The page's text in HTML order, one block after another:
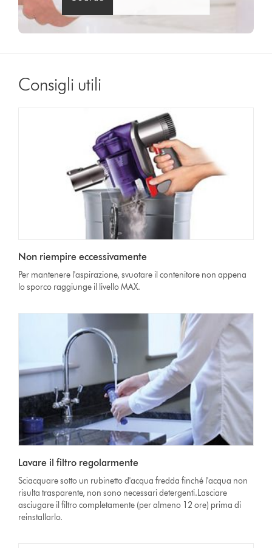
Consigli utili
Non riempire eccessivamente
Per mantenere l'aspirazione, svuotare il contenitore non appena
lo sporco raggiunge il livello MAX.
Lavare il filtro regolarmente
Sciacquare sotto un rubinetto d'acqua fredda finché l'acqua non
risulta trasparente, non sono necessari detergenti.Lasciare
asciugare il filtro completamente (per almeno 12 ore) prima di
reinstallarlo.